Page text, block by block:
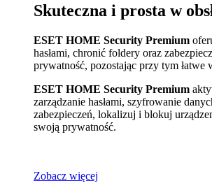
Skuteczna i prosta w
ESET HOME Security Premium
hasłami, chronić foldery oraz
prywatność, pozostając przy tym łatwe
ESET HOME Security Premium
zarządzanie hasłami, szyfrowanie
zabezpieczeń, lokalizuj i blokuj
swoją prywatność.
Zobacz więcej